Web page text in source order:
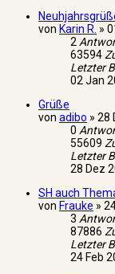
von Karin R. »
2
63594
Letzter
02 Jan
Grüße
von adibo » 28
0
55609
Letzter
28 Dez
SH auch
von Frauke »
3
87886
Letzter
24 Feb